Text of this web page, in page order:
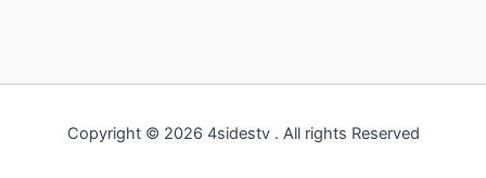
Copyright © 2026 4sidestv . All rights Reserved